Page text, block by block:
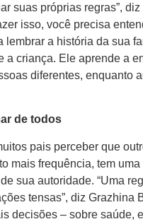
suas próprias regras”, diz
isso, você precisa
lembrar a história da sua
a criança. Ele aprende a
diferentes, enquanto
de todos
pais perceber que
mais frequência, tem
sua autoridade. “Uma
tensas”, diz Grazhina
decisões – sobre saúde,